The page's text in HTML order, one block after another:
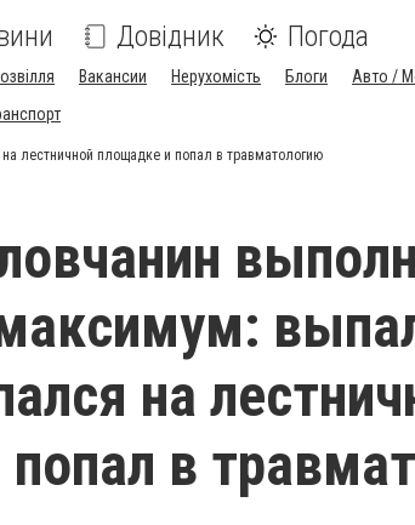
Довідник Погода
Вакансии Нерухомість Блоги Авто /
лестничной площадке и попал в травматологию
на
в